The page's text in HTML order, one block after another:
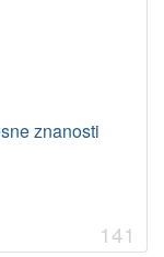
znanosti
141